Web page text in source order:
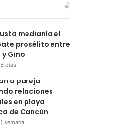
medianía el
prosélito entre
y Gino
días
a pareja
relaciones
en playa
de Cancún
semana